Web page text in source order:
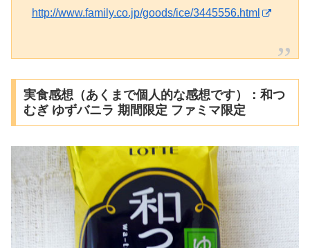
http://www.family.co.jp/goods/ice/3445556.html
実食感想（あくまで個人的な感想です）：和つ
むぎ ゆずバニラ 期間限定 ファミマ限定